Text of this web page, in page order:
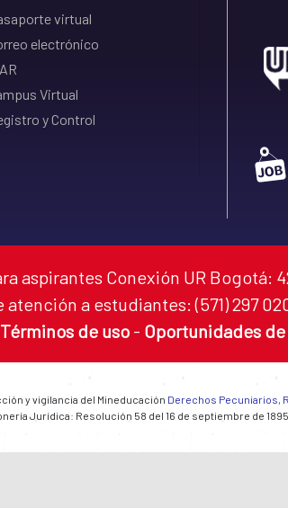
virtual
electrónico
Virtual
y Control
aspirantes Conexión UR Bogotá:
atención a estudiantes: (571) 297
Términos de uso - Oportunidades
y vigilancia del Mineducación Derechos Pecuniarios,
Jurídica: Resolución 58 del 16 de septiembre de